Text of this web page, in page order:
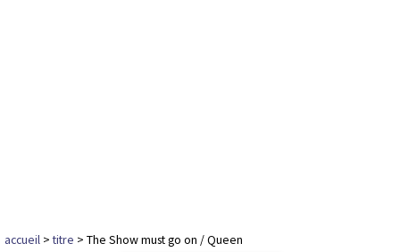
accueil >titre > The Show must go on / Queen